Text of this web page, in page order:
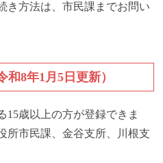
き方法は、市民課までお問い
8年1月5日更新）
15歳以上の方が登録できま
所市民課、金谷支所、川根支